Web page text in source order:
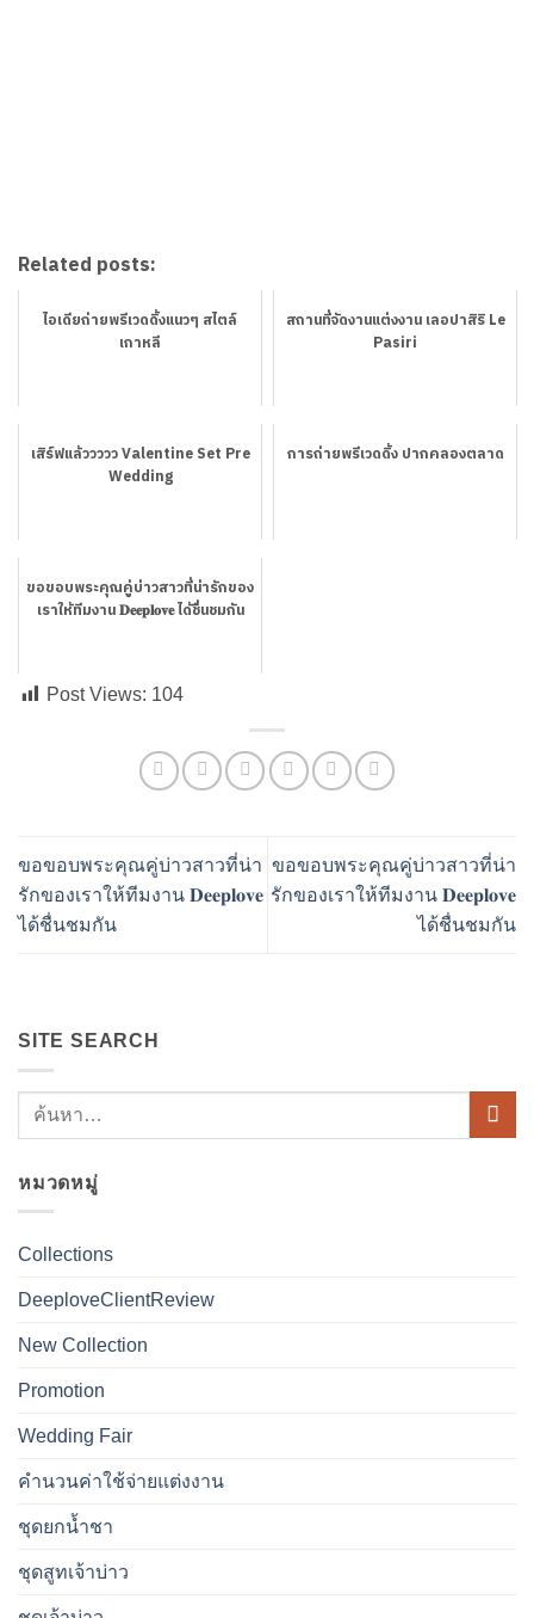
Related posts:
ไอเดียถ่ายพรีเวดดิ้งแนวๆ สไตล์
เกาหลี
สถานที่จัดงานแต่งงาน เลอปาสิริ Le
Pasiri
เสิร์ฟแล้ววววว Valentine Set Pre
Wedding
การถ่ายพรีเวดดิ้ง ปากคลองตลาด
ขอขอบพระคุณคู่บ่าวสาวที่น่ารักของ
เราให้ทีมงาน 𝐃𝐞𝐞𝐩𝐥𝐨𝐯𝐞 ได้ชื่นชมกัน
Post Views: 104
ขอขอบพระคุณคู่บ่าวสาวที่น่า
รักของเราให้ทีมงาน 𝐃𝐞𝐞𝐩𝐥𝐨𝐯𝐞
ได้ชื่นชมกัน
ขอขอบพระคุณคู่บ่าวสาวที่น่า
รักของเราให้ทีมงาน 𝐃𝐞𝐞𝐩𝐥𝐨𝐯𝐞
ได้ชื่นชมกัน
SITE SEARCH
หมวดหมู่
Collections
DeeploveClientReview
New Collection
Promotion
Wedding Fair
คำนวนค่าใช้จ่ายแต่งงาน
ชุดยกน้ำชา
ชุดสูทเจ้าบ่าว